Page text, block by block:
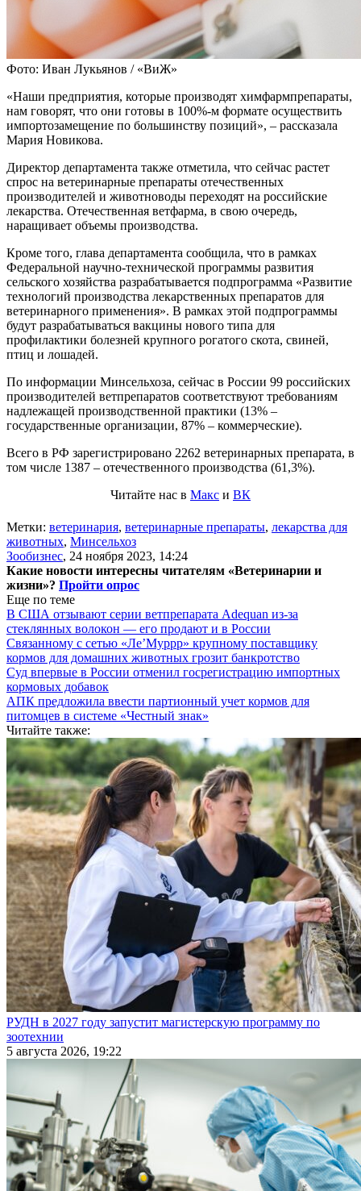
Фото: Иван Лукьянов / «ВиЖ»
«Наши предприятия, которые производят химфармпрепараты,
нам говорят, что они готовы в 100%-м формате осуществить
импортозамещение по большинству позиций», – рассказала
Мария Новикова.
Директор департамента также отметила, что сейчас растет
спрос на ветеринарные препараты отечественных
производителей и животноводы переходят на российские
лекарства. Отечественная ветфарма, в свою очередь,
наращивает объемы производства.
Кроме того, глава департамента сообщила, что в рамках
Федеральной научно-технической программы развития
сельского хозяйства разрабатывается подпрограмма «Развитие
технологий производства лекарственных препаратов для
ветеринарного применения». В рамках этой подпрограммы
будут разрабатываться вакцины нового типа для
профилактики болезней крупного рогатого скота, свиней,
птиц и лошадей.
По информации Минсельхоза, сейчас в России 99 российских
производителей ветпрепаратов соответствуют требованиям
надлежащей производственной практики (13% –
государственные организации, 87% – коммерческие).
Всего в РФ зарегистрировано 2262 ветеринарных препарата, в
том числе 1387 – отечественного производства (61,3%).
Читайте нас в Макс и ВК
Метки: ветеринария, ветеринарные препараты, лекарства для
животных, Минсельхоз
Зообизнес, 24 ноября 2023, 14:24
Какие новости интересны читателям «Ветеринарии и
жизни»? Пройти опрос
Еще по теме
В США отзывают серии ветпрепарата Adequan из-за
стеклянных волокон — его продают и в России
Связанному с сетью «Ле’Муррр» крупному поставщику
кормов для домашних животных грозит банкротство
Суд впервые в России отменил госрегистрацию импортных
кормовых добавок
АПК предложила ввести партионный учет кормов для
питомцев в системе «Честный знак»
Читайте также:
РУДН в 2027 году запустит магистерскую программу по
зоотехнии
5 августа 2026, 19:22